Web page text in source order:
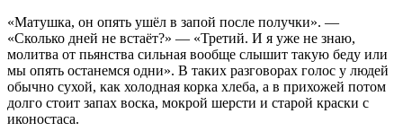
«Матушка, он опять ушёл в запой после получки». —
«Сколько дней не встаёт?» — «Третий. И я уже не знаю,
молитва от пьянства сильная вообще слышит такую беду или
мы опять останемся одни». В таких разговорах голос у людей
обычно сухой, как холодная корка хлеба, а в прихожей потом
долго стоит запах воска, мокрой шерсти и старой краски с
иконостаса.